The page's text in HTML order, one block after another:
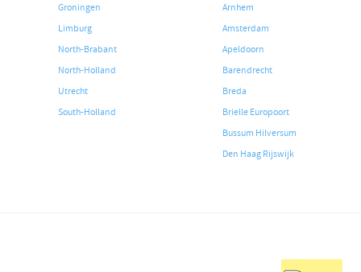
Groningen
Limburg
North-Brabant
North-Holland
Utrecht
South-Holland
Arnhem
Amsterdam
Apeldoorn
Barendrecht
Breda
Brielle Europoort
Bussum Hilversum
Den Haag Rijswijk